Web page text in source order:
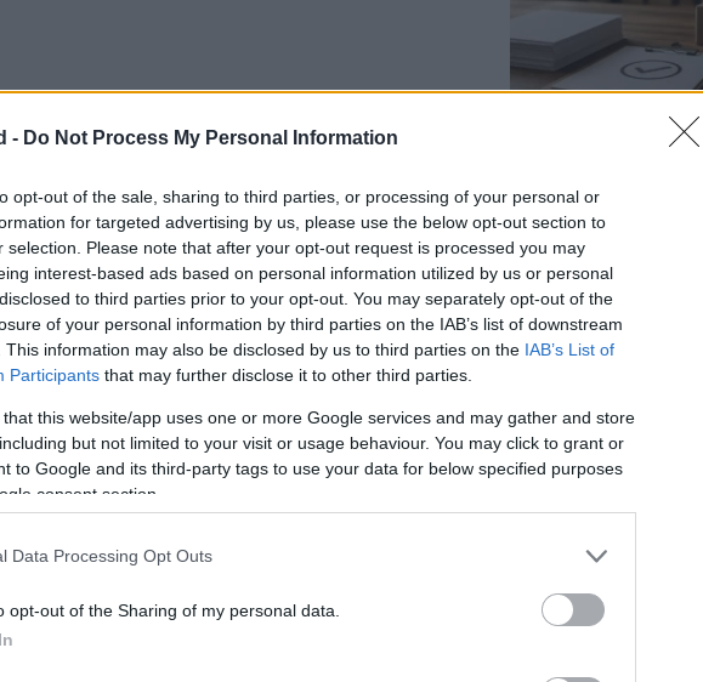
- Do Not Process My Personal Information
opt-out of the sale, sharing to third parties, or processing of your personal or
for targeted advertising by us, please use the below opt-out section to
selection. Please note that after your opt-out request is processed you may
interest-based ads based on personal information utilized by us or personal
to third parties prior to your opt-out. You may separately opt-out of the
of your personal information by third parties on the IAB’s list of downstream
This information may also be disclosed by us to third parties on the IAB’s List of
Participants that may further disclose it to other third parties.
that this website/app uses one or more Google services and may gather and store
but not limited to your visit or usage behaviour. You may click to grant or
to Google and its third-party tags to use your data for below specified purposes
consent section.
Data Processing Opt Outs
opt-out of the Sharing of my personal data.
de ingresos del Estado y se clasifican en tres
y el patrimonio de las personas físicas y jurídicas. Ejemplos
Barreras no
normas
compras públicas
Factores
frenan la
Europa